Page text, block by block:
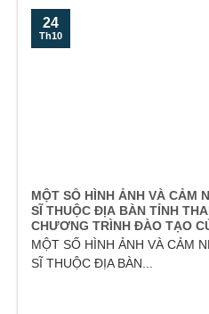
MỘT SỐ HÌNH ẢNH VÀ CẢM
SĨ THUỘC ĐỊA BÀN TỈNH
CHƯƠNG TRÌNH ĐÀO TẠO
HƯỚNG KINH DOANH
DO CHUYÊN GIA TÂM THÁI
CHƯƠNG TRÌNH ĐƯỢC TỔ
MỘT SỐ HÌNH ẢNH VÀ CẢM
SĨ THUỘC ĐỊA BÀN...
24
Th10